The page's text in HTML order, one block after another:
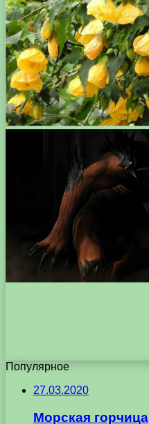
Популярное
27.03.2020
Морская горчица